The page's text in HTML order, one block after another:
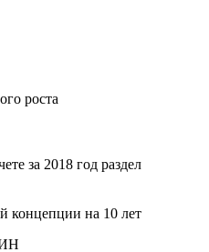
роста
за 2018 год раздел
концепции на 10 лет